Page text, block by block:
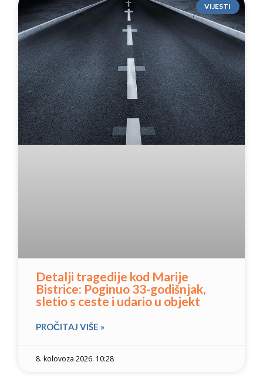
VIJESTI
Detalji tragedije kod Marije
Bistrice: Poginuo 33-godišnjak,
sletio s ceste i udario u objekt
PROČITAJ VIŠE »
8. kolovoza 2026. 10:28